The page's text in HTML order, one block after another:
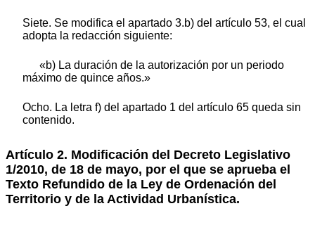
Siete. Se modifica el apartado 3.b) del artículo 53, el cual
adopta la redacción siguiente:
«b) La duración de la autorización por un periodo
máximo de quince años.»
Ocho. La letra f) del apartado 1 del artículo 65 queda sin
contenido.
Artículo 2. Modificación del Decreto Legislativo
1/2010, de 18 de mayo, por el que se aprueba el
Texto Refundido de la Ley de Ordenación del
Territorio y de la Actividad Urbanística.